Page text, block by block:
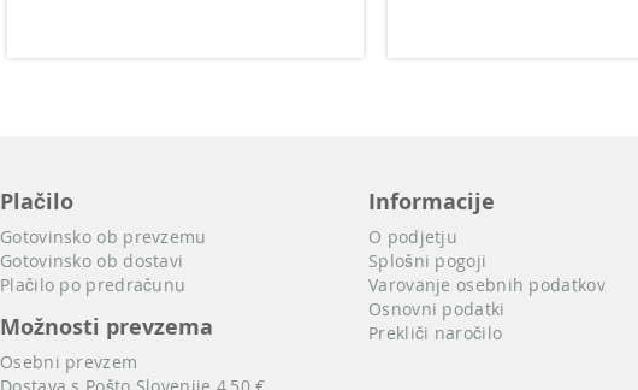
Plačilo
Gotovinsko ob prevzemu
Gotovinsko ob dostavi
Plačilo po predračunu
Možnosti prevzema
Osebni prevzem
Informacije
O podjetju
Splošni pogoji
Varovanje osebnih podatkov
Osnovni podatki
Prekliči naročilo